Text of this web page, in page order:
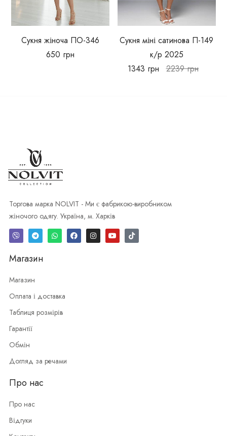
Сукня жіноча ПО-346
650 грн
Сукня міні сатинова П-149
к/р 2025
1343 грн 2239грн
Торгова марка NOLVIT - Ми є фабрикою-виробником
жіночого одягу. Україна, м. Харків
Магазин
Магазин
Оплата і доставка
Таблиця розмірів
Гарантії
Обмін
Догляд за речами
Про нас
Про нас
Відгуки